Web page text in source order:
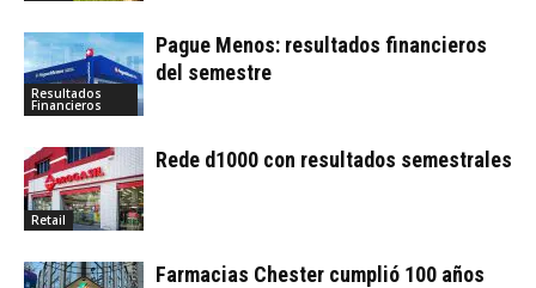
Resultados
Financieros
Pague Menos: resultados financieros
del semestre
Retail
Rede d1000 con resultados semestrales
Farmacias Chester cumplió 100 años